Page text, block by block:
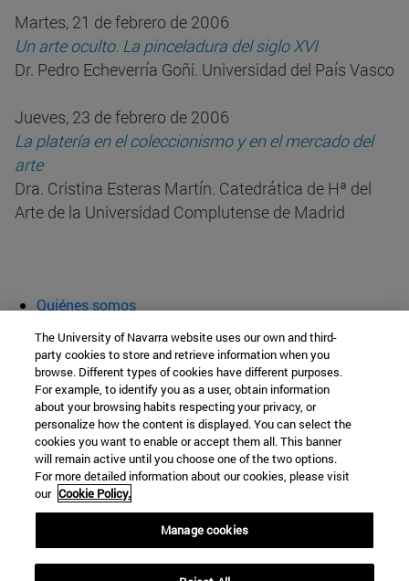
Martes, 21 de febrero de 2006
Un arte oculto. La pinceladura del siglo XVI
Dr. Pedro Echeverría Goñi. Universidad del País Vasco
Jueves, 23 de febrero de 2006
La platería en el coleccionismo y en el mercado del
arte
Dra. Cristina Esteras Martín. Catedrática de Hª del
Arte de la Universidad Complutense de Madrid
Quiénes somos
Aula abierta
Cátedra de Patrimonio y Arte Navarro
Facultad de Filosofía y Letras
Campus Universitario s/n
Navarra
España
The University of Navarra website uses our own and third-
party cookies to store and retrieve information when you
browse. Different types of cookies have different purposes.
For example, to identify you as a user, obtain information
about your browsing habits respecting your privacy, or
personalize how the content is displayed. You can select the
cookies you want to enable or accept them all. This banner
will remain active until you choose one of the two options.
For more detailed information about our cookies, please visit
our Cookie Policy.
Manage cookies